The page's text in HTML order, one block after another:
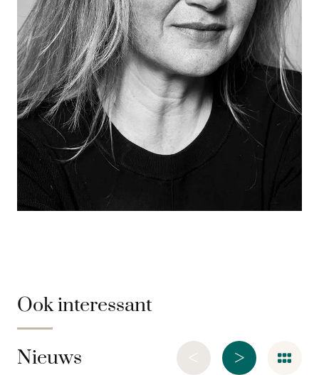
Ook interessant
Nieuws >
<